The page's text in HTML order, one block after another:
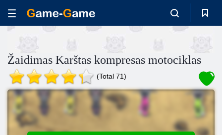
Žaidimas Karštas kompresas motociklas
(Total 71)